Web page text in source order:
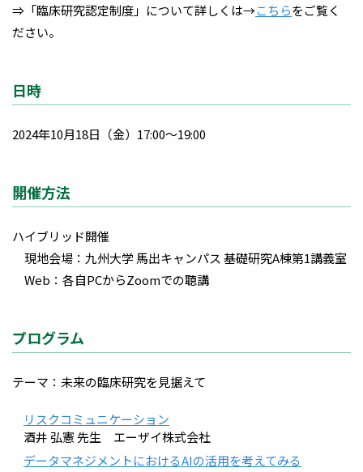
⇒「臨床研究認定制度」について詳しくは→こちらをご覧く
ださい。
日時
2024年10月18日（金）17:00〜19:00
開催方法
ハイブリッド開催
現地会場：九州大学 馬出キャンパス 基礎研究A棟第1講義室
Web：各自PCからZoomでの聴講
プログラム
テーマ：未来の臨床研究を見据えて
リスクコミュニケーション
酒井 弘憲 先生 エーザイ株式会社
データマネジメントにおけるAIの活用を考えてみる